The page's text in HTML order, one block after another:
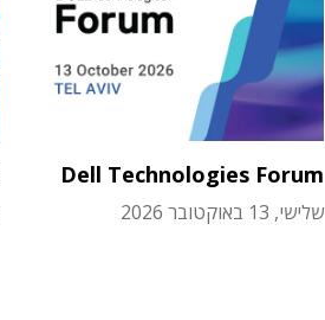
Dell Technologies Forum
שלישי, 13 באוקטובר 2026